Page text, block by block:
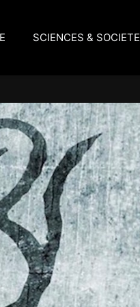
SCIENCES & SOCIETE